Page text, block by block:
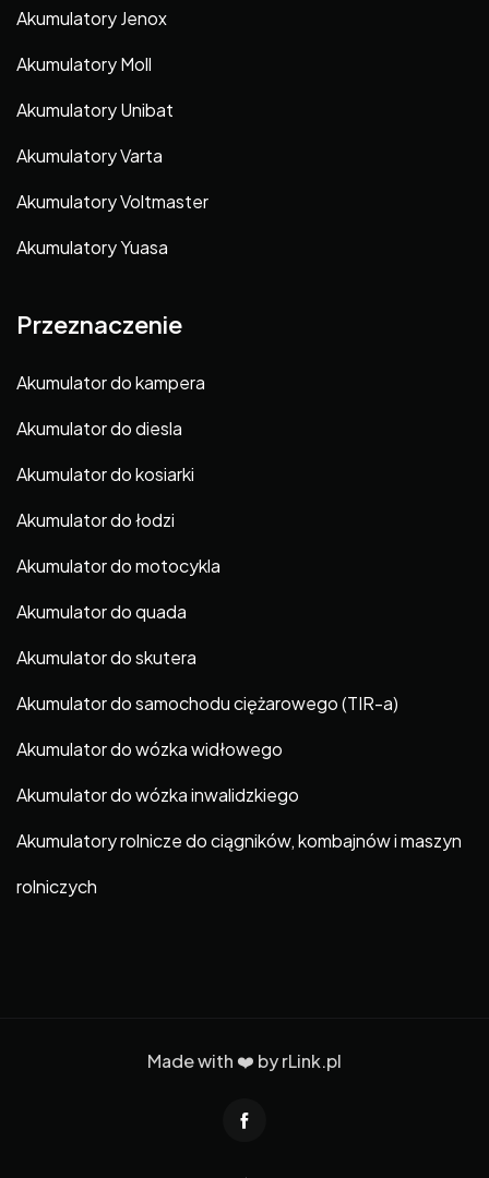
Akumulatory Jenox
Akumulatory Moll
Akumulatory Unibat
Akumulatory Varta
Akumulatory Voltmaster
Akumulatory Yuasa
Przeznaczenie
Akumulator do kampera
Akumulator do diesla
Akumulator do kosiarki
Akumulator do łodzi
Akumulator do motocykla
Akumulator do quada
Akumulator do skutera
Akumulator do samochodu ciężarowego (TIR-a)
Akumulator do wózka widłowego
Akumulator do wózka inwalidzkiego
Akumulatory rolnicze do ciągników, kombajnów i maszyn
rolniczych
Made with ❤️ byrLink.pl